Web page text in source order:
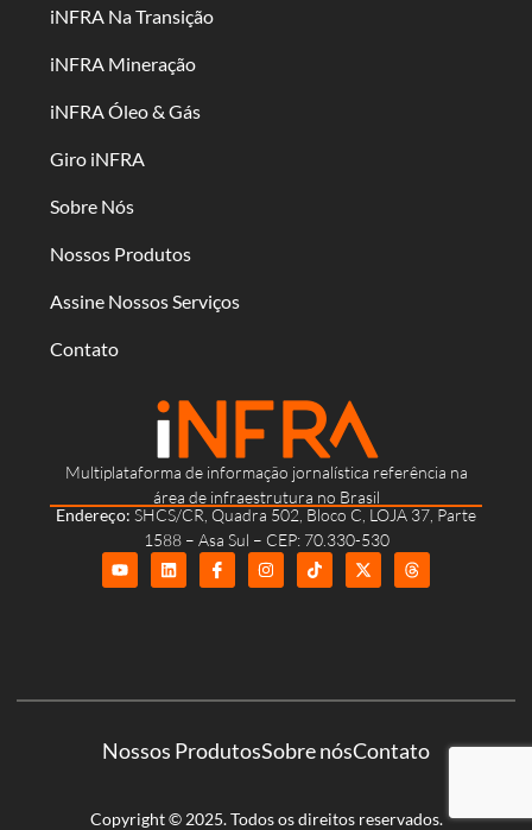
Multiplataforma de informação jornalística referência na
área de infraestrutura no Brasil
Endereço: SHCS/CR, Quadra 502, Bloco C, LOJA 37, Parte
1588 – Asa Sul – CEP: 70.330-530
iNFRA Na Transição
iNFRA Mineração
iNFRA Óleo & Gás
Giro iNFRA
Sobre Nós
Nossos Produtos
Assine Nossos Serviços
Contato
Nossos ProdutosSobre nósContato
Copyright © 2025. Todos os direitos reservados.